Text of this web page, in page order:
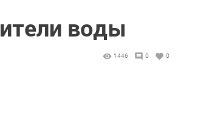
воды
1446 0 0